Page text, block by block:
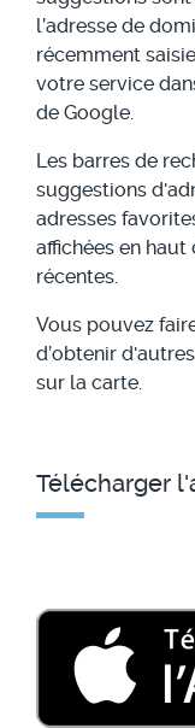
l’adresse de
récemment
votre service
de Google.
Les barres de
suggestions
adresses
affichées en haut
récentes.
Vous pouvez
d’obtenir
sur la carte.
Télécharger